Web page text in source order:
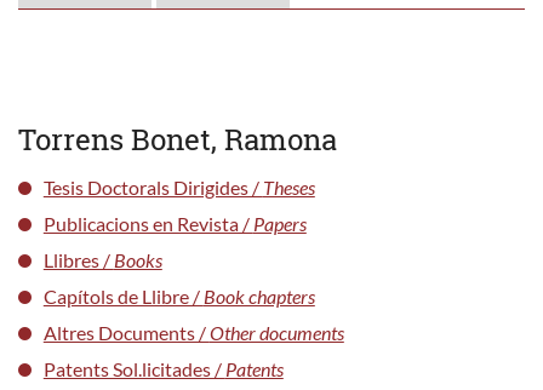
Torrens Bonet, Ramona
Tesis Doctorals Dirigides / Theses
Publicacions en Revista / Papers
Llibres / Books
Capítols de Llibre / Book chapters
Altres Documents /Other documents
Patents Sol.licitades / Patents